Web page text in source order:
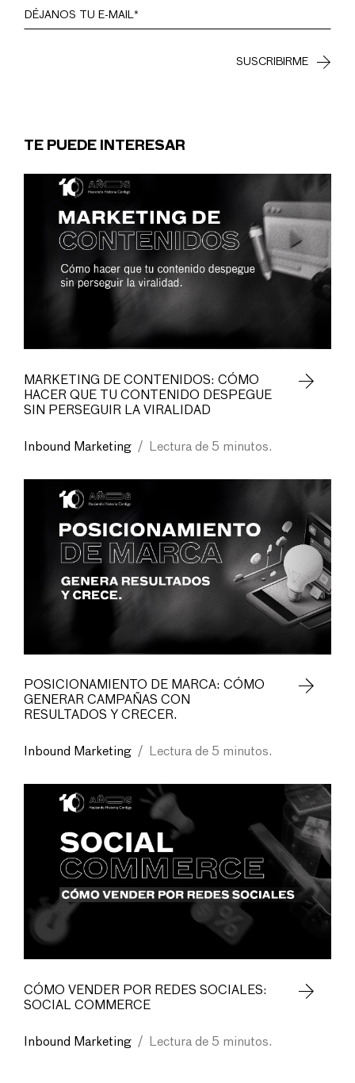
TE PUEDE INTERESAR
MARKETING DE CONTENIDOS: CÓMO
HACER QUE TU CONTENIDO DESPEGUE
SIN PERSEGUIR LA VIRALIDAD
Inbound Marketing / Lectura de 5 minutos.
POSICIONAMIENTO DE MARCA: CÓMO
GENERAR CAMPAÑAS CON
RESULTADOS Y CRECER.
Inbound Marketing / Lectura de 5 minutos.
CÓMO VENDER POR REDES SOCIALES:
SOCIAL COMMERCE
Inbound Marketing / Lectura de 5 minutos.